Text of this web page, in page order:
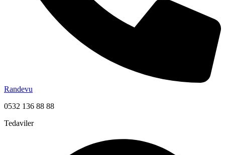
Randevu
0532 136 88 88
Tedaviler